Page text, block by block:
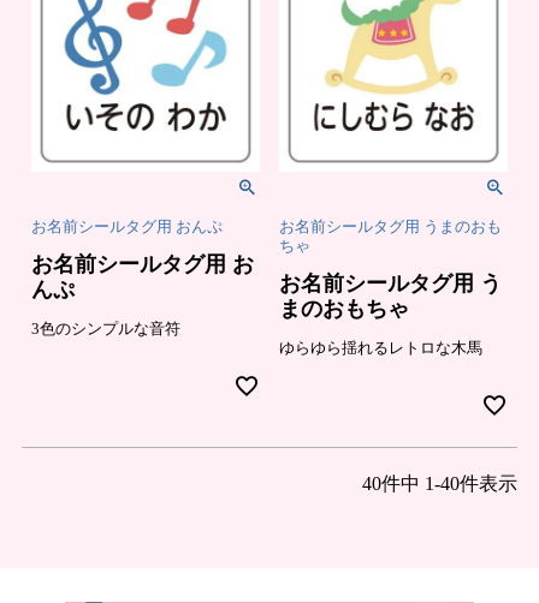
お名前シールタグ用 おんぷ
お名前シールタグ用 お
んぷ
3色のシンプルな音符
お名前シールタグ用 うまのおも
ちゃ
お名前シールタグ用 う
まのおもちゃ
ゆらゆら揺れるレトロな木馬
40件中 1-40件表示